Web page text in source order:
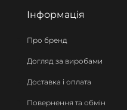
Інформація
Про бренд
Догляд за виробами
Доставка і оплата
Повернення та обмін